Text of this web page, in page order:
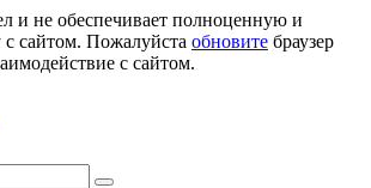
и не обеспечивает полноценную и
с сайтом. Пожалуйста обновите браузер
с сайтом.